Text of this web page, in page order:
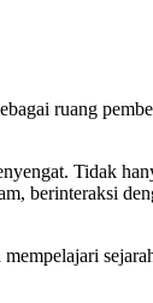
ruang
Tidak
berinteraksi